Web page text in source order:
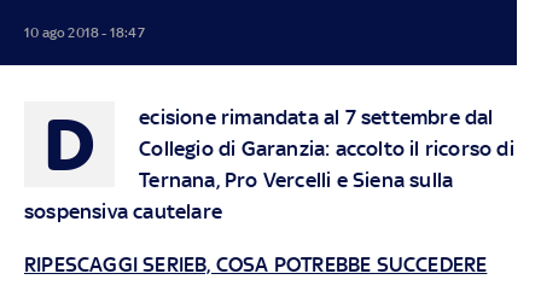
10 ago 2018 - 18:47
D
ecisione rimandata al 7 settembre dal
Collegio di Garanzia: accolto il ricorso di
Ternana, Pro Vercelli e Siena sulla
sospensiva cautelare
RIPESCAGGI SERIEB, COSA POTREBBE SUCCEDERE